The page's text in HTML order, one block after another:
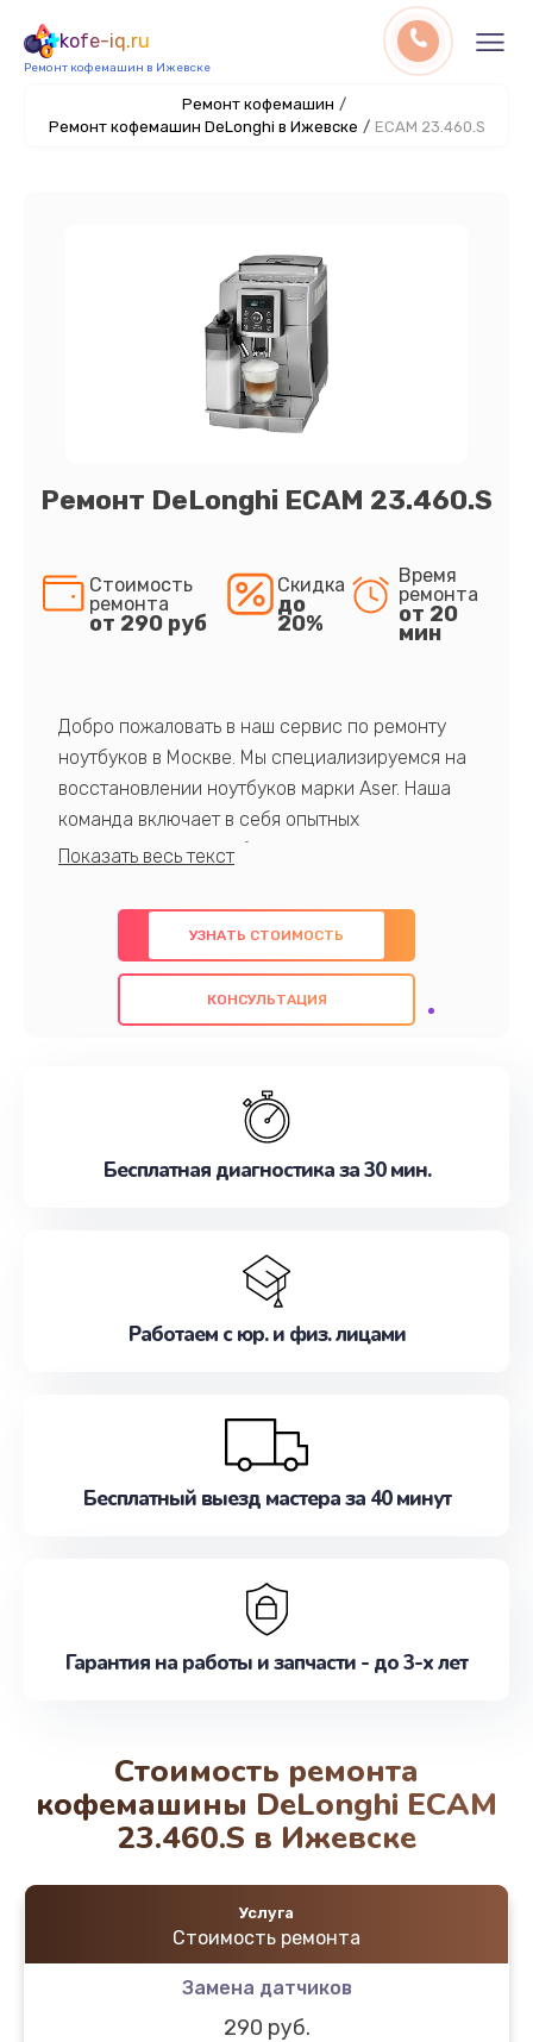
kofe-iq.ru
Ремонт кофемашин в Ижевске
Ремонт кофемашин /
Ремонт кофемашин DeLonghi в Ижевске / EСAM 23.460.S
Ремонт DeLonghi EСAM 23.460.S
Стоимость
ремонта
от 290 руб
Скидка
до
20%
Время
ремонта
от 20
мин
Добро пожаловать в наш сервис по ремонту
ноутбуков в Москве. Мы специализируемся на
восстановлении ноутбуков марки Aser. Наша
команда включает в себя опытных
профессионалов с обширными знаниями и
предлагаем быстрый и качественный ремонт с
использованием оригинальных компонентов, а
также гарантируем качество всех
проведенных работ. Наша цель - предоставить
наилучшим образом. Не медлите записаться на
УЗНАТЬ СТОИМОСТЬ
КОНСУЛЬТАЦИЯ
Бесплатная диагностика за 30 мин.
Работаем с юр. и физ. лицами
Бесплатный выезд мастера за 40 минут
Гарантия на работы и запчасти - до 3-х лет
Стоимость ремонта
кофемашины DeLonghi EСAM
23.460.S в Ижевске
Услуга
Стоимость ремонта
Замена датчиков
290 руб.